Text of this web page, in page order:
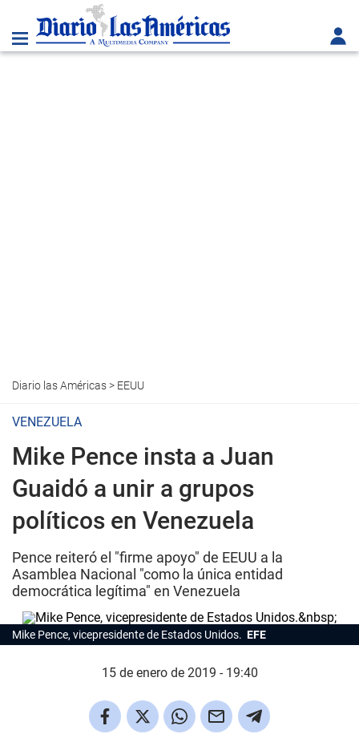
Diario las Américas> EEUU
VENEZUELA
Mike Pence insta a Juan
Guaidó a unir a grupos
políticos en Venezuela
Pence reiteró el "firme apoyo" de EEUU a la
Asamblea Nacional "como la única entidad
democrática legítima" en Venezuela
Mike Pence, vicepresidente de Estados Unidos. EFE
15 de enero de 2019 - 19:40